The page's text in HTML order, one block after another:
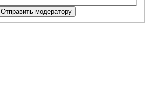
Отправить модератору